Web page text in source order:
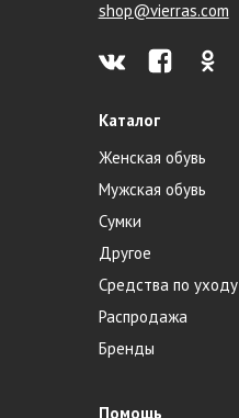
shop@vierras.com
Каталог
Женская обувь
Мужская обувь
Сумки
Другое
Средства по уходу
Распродажа
Бренды
Помощь